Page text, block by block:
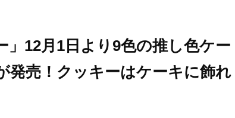
」12月1日より9色の推し色ケー
発売！クッキーはケーキに飾れ